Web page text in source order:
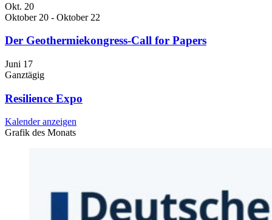
Okt. 20
Oktober 20 - Oktober 22
Der Geothermiekongress-Call for Papers
Juni 17
Ganztägig
Resilience Expo
Kalender anzeigen
Grafik des Monats